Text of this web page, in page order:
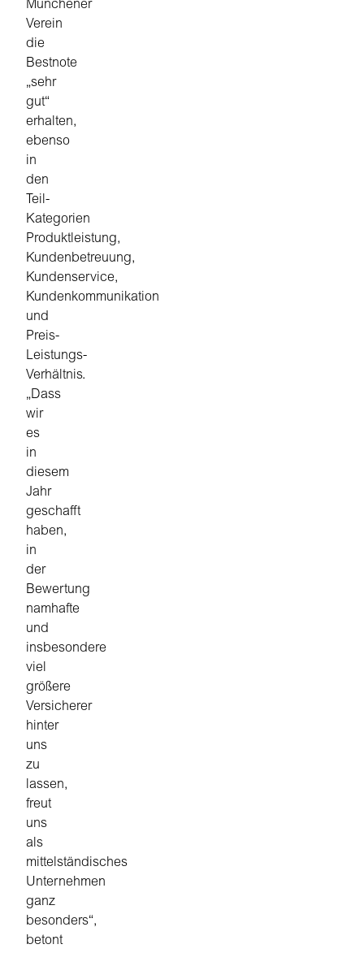
Münchener
Verein
die
Bestnote
„sehr
gut“
erhalten,
ebenso
in
den
Teil-
Kategorien
Produktleistung,
Kundenbetreuung,
Kundenservice,
Kundenkommunikation
und
Preis-
Leistungs-
Verhältnis.
„Dass
wir
es
in
diesem
Jahr
geschafft
haben,
in
der
Bewertung
namhafte
und
insbesondere
viel
größere
Versicherer
hinter
uns
zu
lassen,
freut
uns
als
mittelständisches
Unternehmen
ganz
besonders“,
betont